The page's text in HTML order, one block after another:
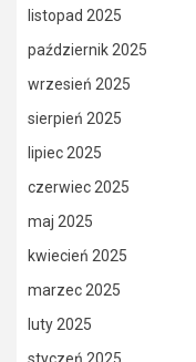
listopad 2025
październik 2025
wrzesień 2025
sierpień 2025
lipiec 2025
czerwiec 2025
maj 2025
kwiecień 2025
marzec 2025
luty 2025
styczeń 2025